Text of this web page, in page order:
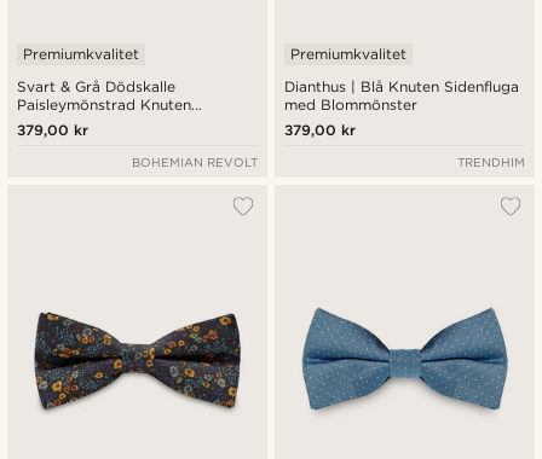
Svart & Grå Dödskalle
Paisleymönstrad Knuten
Sidenfluga
Premiumkvalitet
379,00 kr
BOHEMIAN REVOLT
Dianthus | Blå Knuten Sidenfluga
med Blommönster
Premiumkvalitet
379,00 kr
TRENDHIM